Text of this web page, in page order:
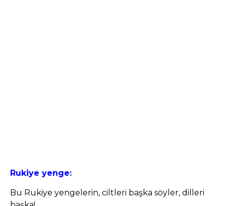
Rukiye yenge:
Bu Rukiye yengelerin, ciltleri başka söyler, dilleri